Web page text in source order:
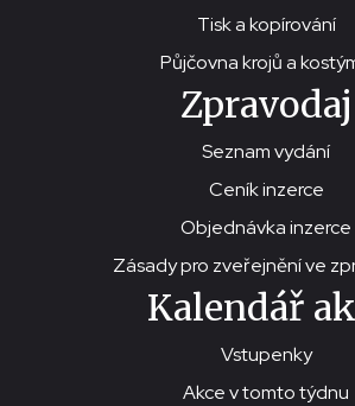
Tisk a kopírování
Půjčovna krojů a
Zpravodaj
Seznam vydání
Ceník inzerce
Objednávka inzerce
Zásady pro zveřejnění ve
Kalendář
Vstupenky
Akce v tomto týdnu